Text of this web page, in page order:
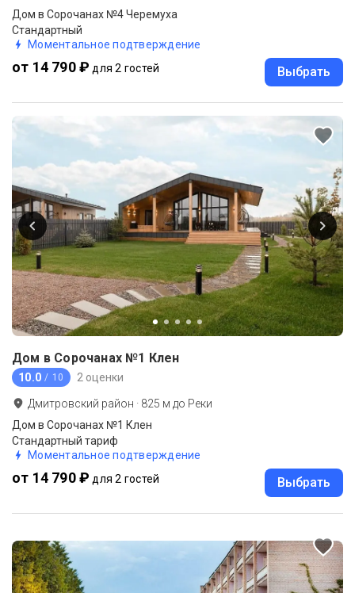
Дом в Сорочанах №4 Черемуха
Стандартный
Моментальное подтверждение
от 14 790 ₽ для 2 гостей Выбрать
Дом в Сорочанах №1 Клен
10.0 / 10 2 оценки
Дмитровский район · 825 м до Реки
Дом в Сорочанах №1 Клен
Стандартный тариф
Моментальное подтверждение
от 14 790 ₽ для 2 гостей Выбрать